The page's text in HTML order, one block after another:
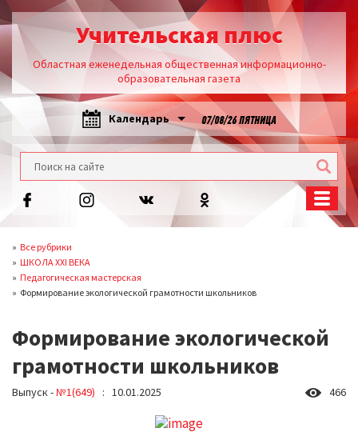
Учительская плюс
Областная еженедельная общественная информационно-
образовательная газета
Календарь 07/08/26 ПЯТНИЦА
Все рубрики
ШКОЛА XXI ВЕКА
Педагогическая мастерская
Формирование экологической грамотности школьников
Формирование экологической
грамотности школьников
Выпуск -№1(649) : 10.01.2025 466